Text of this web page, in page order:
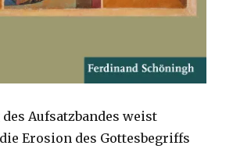
Aufsatzbandes weist
Erosion des Gottesbegriffs